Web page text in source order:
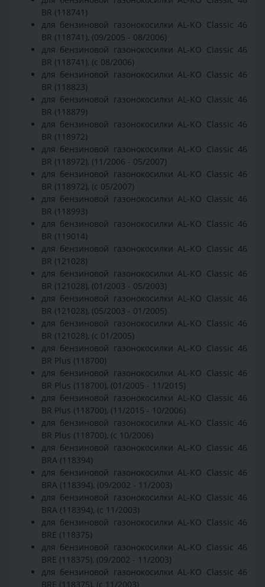
BR (118741)
для бензиновой газонокосилки AL-KO Classic 46
BR (118741), (09/2005 - 08/2006)
для бензиновой газонокосилки AL-KO Classic 46
BR (118741), (с 08/2006)
для бензиновой газонокосилки AL-KO Classic 46
BR (118823)
для бензиновой газонокосилки AL-KO Classic 46
BR (118879)
для бензиновой газонокосилки AL-KO Classic 46
BR (118972)
для бензиновой газонокосилки AL-KO Classic 46
BR (118972), (11/2006 - 05/2007)
для бензиновой газонокосилки AL-KO Classic 46
BR (118972), (с 05/2007)
для бензиновой газонокосилки AL-KO Classic 46
BR (118993)
для бензиновой газонокосилки AL-KO Classic 46
BR (119014)
для бензиновой газонокосилки AL-KO Classic 46
BR (121028)
для бензиновой газонокосилки AL-KO Classic 46
BR (121028), (01/2003 - 05/2003)
для бензиновой газонокосилки AL-KO Classic 46
BR (121028), (05/2003 - 01/2005)
для бензиновой газонокосилки AL-KO Classic 46
BR (121028), (с 01/2005)
для бензиновой газонокосилки AL-KO Classic 46
BR Plus (118700)
для бензиновой газонокосилки AL-KO Classic 46
BR Plus (118700), (01/2005 - 11/2015)
для бензиновой газонокосилки AL-KO Classic 46
BR Plus (118700), (11/2015 - 10/2006)
для бензиновой газонокосилки AL-KO Classic 46
BR Plus (118700), (с 10/2006)
для бензиновой газонокосилки AL-KO Classic 46
BRA (118394)
для бензиновой газонокосилки AL-KO Classic 46
BRA (118394), (09/2002 - 11/2003)
для бензиновой газонокосилки AL-KO Classic 46
BRA (118394), (с 11/2003)
для бензиновой газонокосилки AL-KO Classic 46
BRE (118375)
для бензиновой газонокосилки AL-KO Classic 46
BRE (118375), (09/2002 - 11/2003)
для бензиновой газонокосилки AL-KO Classic 46
BRE (118375), (с 11/2003)